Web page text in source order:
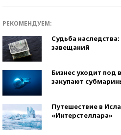
РЕКОМЕНДУЕМ:
Судьба
завещаний
Бизнес уходит под
закупают
Путешествие в
«Интерстеллара»